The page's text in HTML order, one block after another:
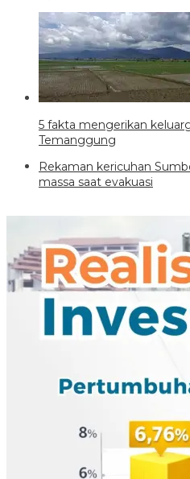
5 fakta mengerikan
Temanggung
Rekaman kericuhan
massa saat evakuasi